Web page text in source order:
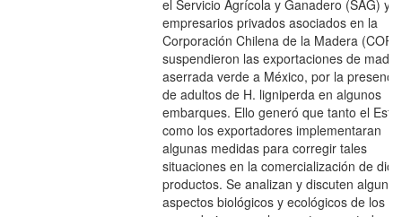
el Servicio Agrícola y Ganadero (SAG) y
empresarios privados asociados en la
Corporación Chilena de la Madera
suspendieron las exportaciones de
aserrada verde a México, por la presencia
de adultos de H. ligniperda en algunos
embarques. Ello generó que tanto el
como los exportadores implementaran
algunas medidas para corregir tales
situaciones en la comercialización de
productos. Se analizan y discuten algunos
aspectos biológicos y ecológicos de los